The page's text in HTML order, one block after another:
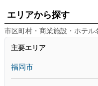
エリアから探す
市区町村・商業施設・ホテル
主要エリア
福岡市